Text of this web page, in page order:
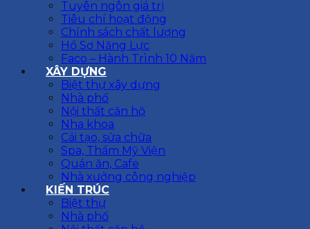
Tuyên ngôn giá trị
Tiêu chí hoạt động
Chính sách chất lượng
Hồ Sơ Năng Lực
Faco – Hành Trình 10 Năm
XÂY DỰNG
Biệt thự xây dựng
Nhà phố
Nội thất căn hộ
Nha khoa
Cải tạo, sửa chữa
Spa, Thẩm Mỹ Viện
Quán ăn, Cafe
Nhà xưởng công nghiệp
KIẾN TRÚC
Biệt thự
Nhà phố